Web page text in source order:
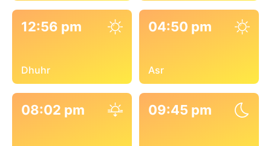
12:56 pm
Dhuhr
04:50 pm
Asr
08:02 pm 09:45 pm